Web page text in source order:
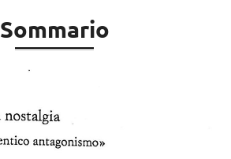
Sommario